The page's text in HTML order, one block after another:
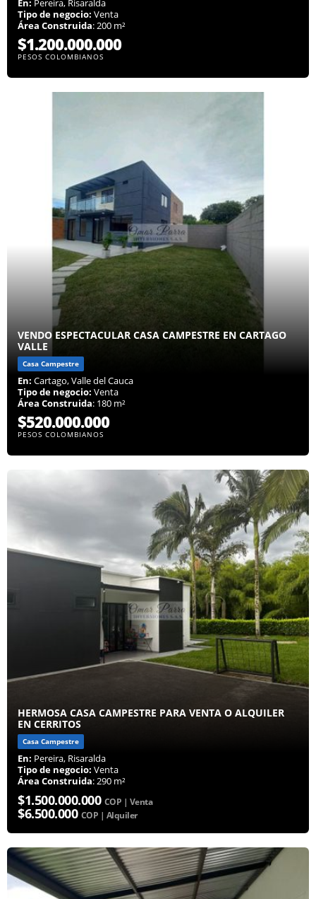
En: Pereira, Risaralda
Tipo de negocio: Venta
Área Construida: 200 m²
$1.200.000.000
PESOS COLOMBIANOS
VENDO ESPECTACULAR CASA CAMPESTRE EN CARTAGO
VALLE
Casa Campestre
En: Cartago, Valle del Cauca
Tipo de negocio: Venta
Área Construida: 180 m²
$520.000.000
PESOS COLOMBIANOS
HERMOSA CASA CAMPESTRE PARA VENTA O ALQUILER
EN CERRITOS
Casa Campestre
En: Pereira, Risaralda
Tipo de negocio: Venta
Área Construida: 290 m²
$1.500.000.000 COP | Venta
$6.500.000 COP | Alquiler